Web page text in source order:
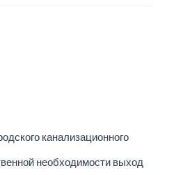
канализационного
необходимости выход